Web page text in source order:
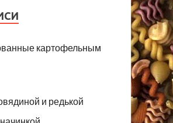
картофельным
и редькой